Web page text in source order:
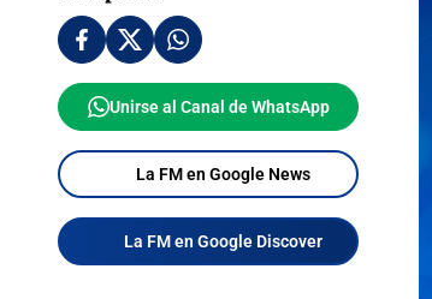
Unirse al Canal de WhatsApp
La FM en Google News
La FM en Google Discover